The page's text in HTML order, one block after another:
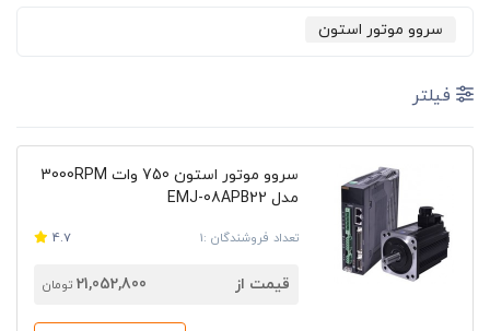
سروو موتور استون
فیلتر
سروو موتور استون 750 وات 3000RPM
مدل EMJ-08APB22
تعداد فروشندگان :1 4.7
قیمت از 21,052,800 تومان